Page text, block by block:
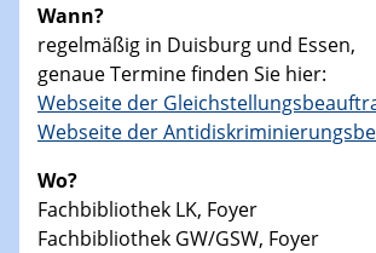
Wann?
regelmäßig in Duisburg und Essen,
genaue Termine finden Sie hier:
Webseite der
Webseite der
Wo?
Fachbibliothek LK, Foyer
Fachbibliothek GW/GSW, Foyer